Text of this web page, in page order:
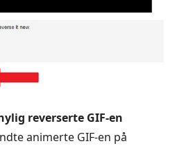
reverserte GIF-en
animerte GIF-en på